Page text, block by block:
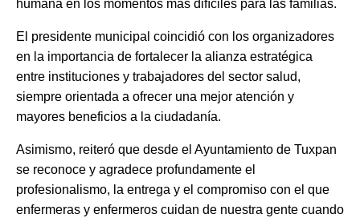
humana en los momentos más difíciles para las familias.
El presidente municipal coincidió con los organizadores
en la importancia de fortalecer la alianza estratégica
entre instituciones y trabajadores del sector salud,
siempre orientada a ofrecer una mejor atención y
mayores beneficios a la ciudadanía.
Asimismo, reiteró que desde el Ayuntamiento de Tuxpan
se reconoce y agradece profundamente el
profesionalismo, la entrega y el compromiso con el que
enfermeras y enfermeros cuidan de nuestra gente cuando